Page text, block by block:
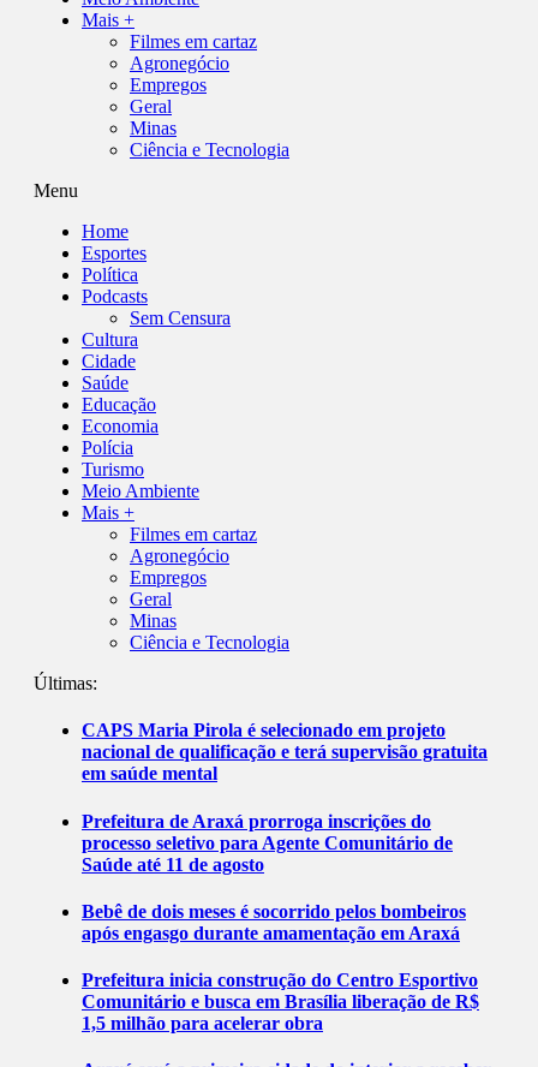
Mais +
Filmes em cartaz
Agronegócio
Empregos
Geral
Minas
Ciência e Tecnologia
Menu
Home
Esportes
Política
Podcasts
Sem Censura
Cultura
Cidade
Saúde
Educação
Economia
Polícia
Turismo
Meio Ambiente
Mais +
Filmes em cartaz
Agronegócio
Empregos
Geral
Minas
Ciência e Tecnologia
Últimas:
CAPS Maria Pirola é selecionado em projeto
nacional de qualificação e terá supervisão gratuita
em saúde mental
Prefeitura de Araxá prorroga inscrições do
processo seletivo para Agente Comunitário de
Saúde até 11 de agosto
Bebê de dois meses é socorrido pelos bombeiros
após engasgo durante amamentação em Araxá
Prefeitura inicia construção do Centro Esportivo
Comunitário e busca em Brasília liberação de R$
1,5 milhão para acelerar obra